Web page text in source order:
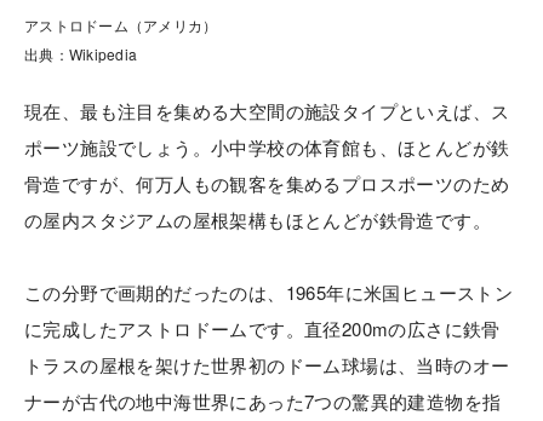
アストロドーム（アメリカ）
出典：Wikipedia
現在、最も注目を集める大空間の施設タイプといえば、ス
ポーツ施設でしょう。小中学校の体育館も、ほとんどが鉄
骨造ですが、何万人もの観客を集めるプロスポーツのため
の屋内スタジアムの屋根架構もほとんどが鉄骨造です。
この分野で画期的だったのは、1965年に米国ヒューストン
に完成したアストロドームです。直径200mの広さに鉄骨
トラスの屋根を架けた世界初のドーム球場は、当時のオー
ナーが古代の地中海世界にあった7つの驚異的建造物を指